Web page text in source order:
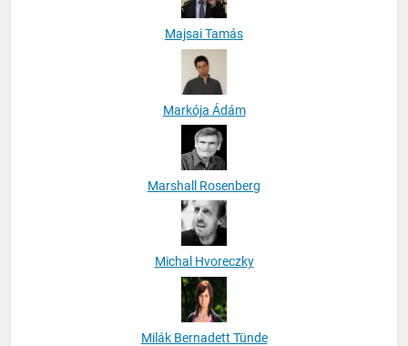
Majsai Tamás
Markója Ádám
Marshall Rosenberg
Michal Hvoreczky
Milák Bernadett Tünde